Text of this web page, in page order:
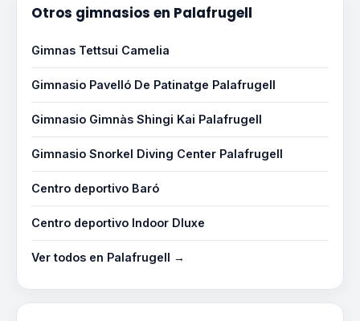
Otros gimnasios en Palafrugell
Gimnas Tettsui Camelia
Gimnasio Pavelló De Patinatge Palafrugell
Gimnasio Gimnàs Shingi Kai Palafrugell
Gimnasio Snorkel Diving Center Palafrugell
Centro deportivo Baró
Centro deportivo Indoor Dluxe
Ver todos en Palafrugell →